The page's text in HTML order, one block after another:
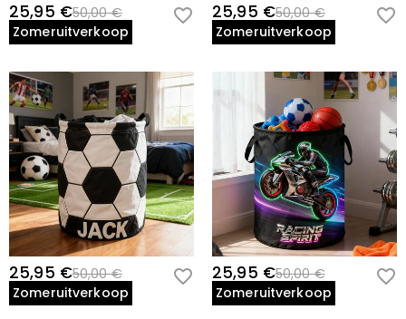
25,95 €50,00 €
Zomeruitverkoop
25,95 €50,00 €
Zomeruitverkoop
25,95 €50,00 €
Zomeruitverkoop
25,95 €50,00 €
Zomeruitverkoop